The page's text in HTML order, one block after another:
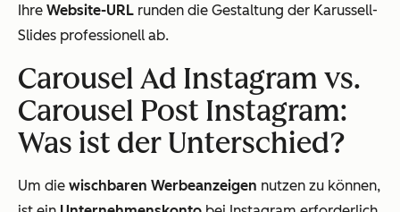
Ihre Website-URL runden die Gestaltung der Karussell-
Slides professionell ab.
Carousel Ad Instagram vs.
Carousel Post Instagram:
Was ist der Unterschied?
Um die wischbaren Werbeanzeigen nutzen zu können,